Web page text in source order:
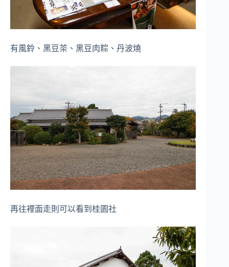
有風鈴、黑豆茶、黑豆肉粽、丹波燒
再往裡面走則可以看到桂園社